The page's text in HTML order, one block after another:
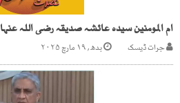
ام المومنین سیدہ عائشہ صدیقہ رضی اللہ عنہا
جرات ڈیسک بدھ, ۱۹ مارچ ۲۰۲۵